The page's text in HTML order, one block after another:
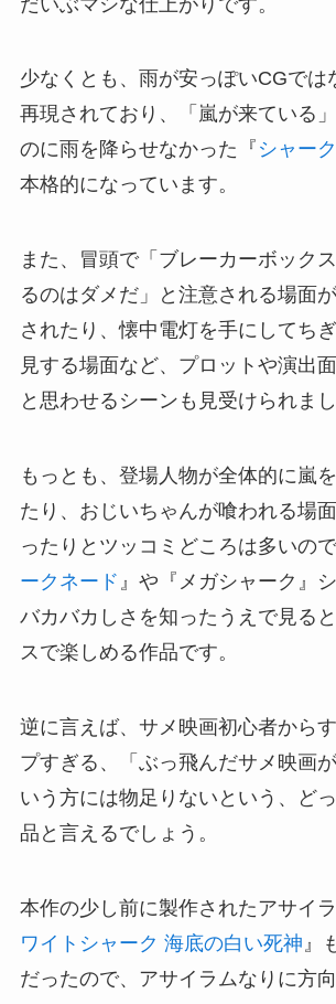
少なくとも、雨が安っぽいCGでは
再現されており、「嵐が来ている
のに雨を降らせなかった『 シャー
本格的になっています。
また、冒頭で「ブレーカーボック
るのはダメだ」と注意される場面
されたり、懐中電灯を手にしてち
見する場面など、プロットや演出
と思わせるシーンも見受けられまし
もっとも、登場人物が全体的に嵐
たり、おじいちゃんが喰われる場
ったりとツッコミどころは多いの
ークネード 』や『メガシャーク』
バカバカしさを知ったうえで見る
スで楽しめる作品です。
逆に言えば、サメ映画初心者から
プすぎる、「ぶっ飛んだサメ映画
いう方には物足りないという、ど
品と言えるでしょう。
本作の少し前に製作されたアサイ
ワイトシャーク 海底の白い死神 』
だったので、アサイラムなりに方